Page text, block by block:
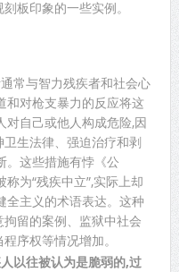
板印象的一些实例。
常与智力残疾者和社会心
和对枪支暴力的反应将这
对自己或他人构成危险,因
生法律、强迫治疗和剥
。这些措施有悖《公
为“残疾中立”,实际上却
全主义的术语表达。这种
留的案例、监狱中社会
序权等情况增加。
以往被认为是脆弱的,过